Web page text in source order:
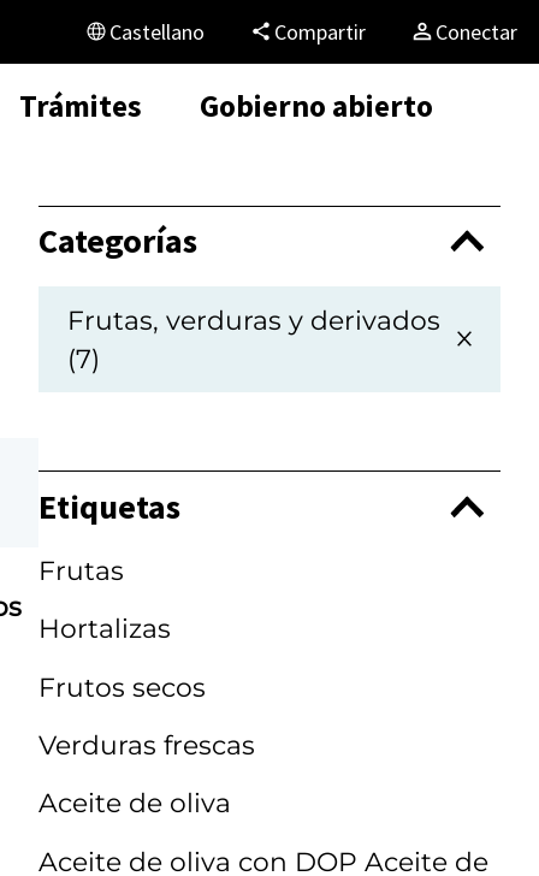
Castellano Compartir Conectar
Trámites Gobierno abierto
Categorías
Frutas, verduras y derivados
(7)
Etiquetas
Frutas
Hortalizas
Frutos secos
Verduras frescas
Aceite de oliva
Aceite de oliva con DOP Aceite de